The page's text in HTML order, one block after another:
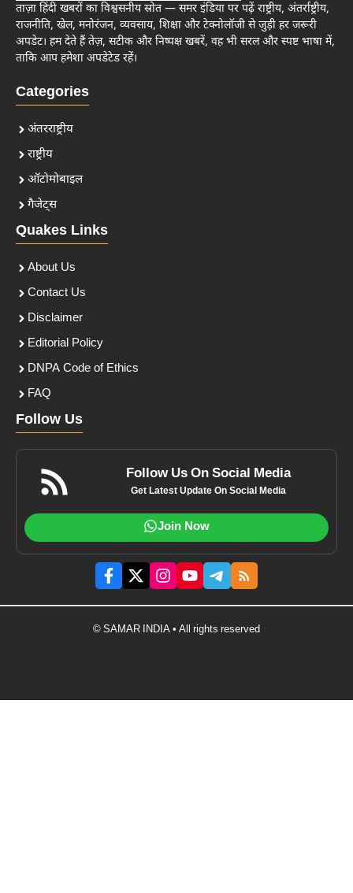
ताज़ा हिंदी खबरों का विश्वसनीय स्रोत — समर इंडिया पर पढ़ें राष्ट्रीय, अंतर्राष्ट्रीय,
राजनीति, खेल, मनोरंजन, व्यवसाय, शिक्षा और टेक्नोलॉजी से जुड़ी हर जरूरी
अपडेट। हम देते हैं तेज़, सटीक और निष्पक्ष खबरें, वह भी सरल और स्पष्ट भाषा में,
ताकि आप हमेशा अपडेटेड रहें।
Categories
अंतरराष्ट्रीय
राष्ट्रीय
ऑटोमोबाइल
गैजेट्स
Quakes Links
About Us
Contact Us
Disclaimer
Editorial Policy
DNPA Code of Ethics
FAQ
Follow Us
Follow Us On Social Media
Get Latest Update On Social Media
Join Now
© SAMAR INDIA • All rights reserved